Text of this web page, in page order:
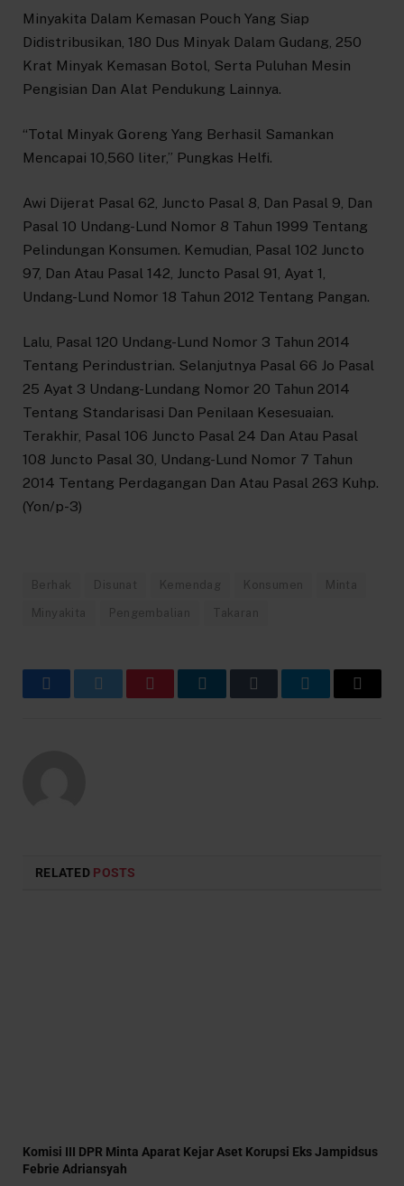
Minyakita Dalam Kemasan Pouch Yang Siap
Didistribusikan, 180 Dus Minyak Dalam Gudang, 250
Krat Minyak Kemasan Botol, Serta Puluhan Mesin
Pengisian Dan Alat Pendukung Lainnya.
“Total Minyak Goreng Yang Berhasil Samankan
Mencapai 10,560 liter,” Pungkas Helfi.
Awi Dijerat Pasal 62, Juncto Pasal 8, Dan Pasal 9, Dan
Pasal 10 Undang-Lund Nomor 8 Tahun 1999 Tentang
Pelindungan Konsumen. Kemudian, Pasal 102 Juncto
97, Dan Atau Pasal 142, Juncto Pasal 91, Ayat 1,
Undang-Lund Nomor 18 Tahun 2012 Tentang Pangan.
Lalu, Pasal 120 Undang-Lund Nomor 3 Tahun 2014
Tentang Perindustrian. Selanjutnya Pasal 66 Jo Pasal
25 Ayat 3 Undang-Lundang Nomor 20 Tahun 2014
Tentang Standarisasi Dan Penilaan Kesesuaian.
Terakhir, Pasal 106 Juncto Pasal 24 Dan Atau Pasal
108 Juncto Pasal 30, Undang-Lund Nomor 7 Tahun
2014 Tentang Perdagangan Dan Atau Pasal 263 Kuhp.
(Yon/p-3)
Berhak Disunat Kemendag Konsumen Minta
Minyakita Pengembalian Takaran
FacebookTwitter PinterestLinkedInTumblr TelegramEmail
RELATED POSTS
Komisi III DPR Minta Aparat Kejar Aset Korupsi Eks Jampidsus
Febrie Adriansyah